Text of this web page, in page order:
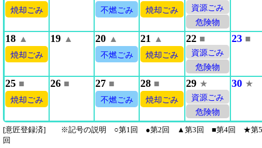
焼却ごみ 不燃ごみ 焼却ごみ
資源ごみ
危険物
18 ▲
焼却ごみ
19 ▲ 20 ▲
不燃ごみ
21 ▲
焼却ごみ
22 ■
資源ごみ
危険物
23 ■
25 ■
焼却ごみ
26 ■ 27 ■
不燃ごみ
28 ■
焼却ごみ
29 ★
資源ごみ
危険物
30 ★
[意匠登録済] ※記号の説明 ○第1回 ●第2回 ▲第3回 ■第4回 ★第5
回